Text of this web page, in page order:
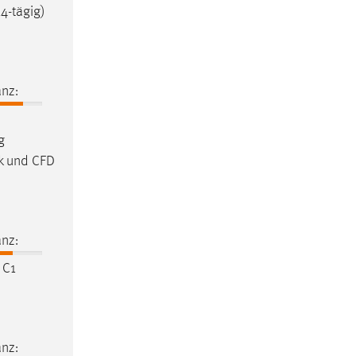
tägig)
und CFD
C1